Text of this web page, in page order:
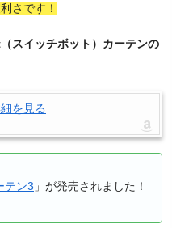
さです！
スイッチボット）カーテンの
を見る
テン3 」が発売されました！